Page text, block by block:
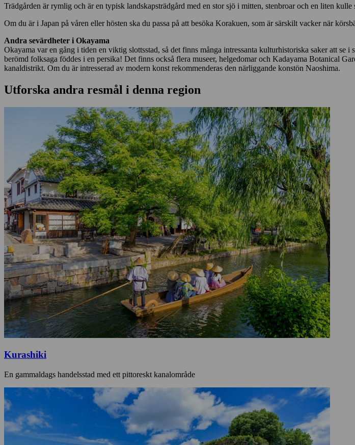
Trädgården är rymlig och är en typisk landskapsträdgård med en stor sjö i mitten, stenbroar och en liten
Om du är i Japan på våren eller hösten ska du passa på att besöka Korakuen, som är särskilt vacker när
Andra sevärdheter i Okayama
Okayama var en gång i tiden en viktig slottsstad, så det finns många intressanta kulturhistoriska saker att
berömd folksaga föddes i en persika! Det finns också flera museer, helgedomar och Kadayama Botanical
kanaldistrikt. Om du är intresserad av modern konst rekommenderas den närliggande konstön Naoshima.
Utforska andra resmål i denna region
Kurashiki
En gammaldags handelsstad med ett pittoreskt kanalområde